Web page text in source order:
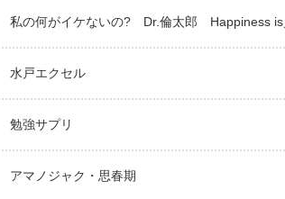
私の何がイケないの? Dr.倫太郎 Happiness is
水戸エクセル
勉強サプリ
アマノジャク・思春期